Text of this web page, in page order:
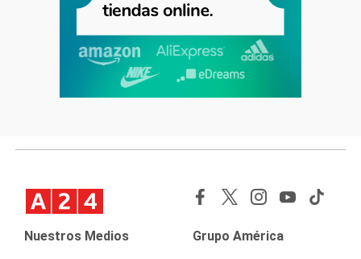
Nuestros Medios Grupo América